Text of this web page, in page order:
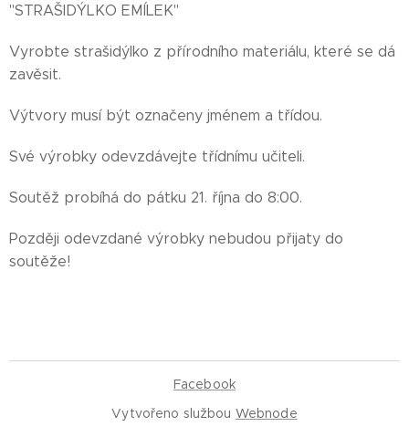
"STRAŠIDÝLKO EMÍLEK"
Vyrobte strašidýlko z přírodního materiálu, které se dá
zavěsit.
Výtvory musí být označeny jménem a třídou.
Své výrobky odevzdávejte třídnímu učiteli.
Soutěž probíhá do pátku 21. října do 8:00.
Později odevzdané výrobky nebudou přijaty do
soutěže!
Facebook
Vytvořeno službou Webnode